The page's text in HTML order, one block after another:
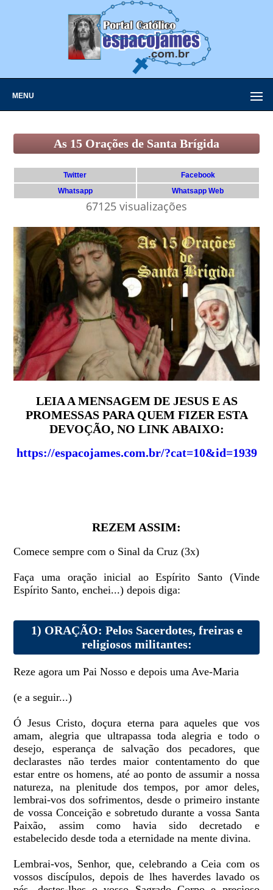
MENU
As 15 Orações de Santa Brígida
Twitter
Facebook
Whatsapp
Whatsapp Web
67125 visualizações
LEIA A MENSAGEM DE JESUS E AS
PROMESSAS PARA QUEM FIZER ESTA
DEVOÇÃO, NO LINK ABAIXO:
https://espacojames.com.br/?cat=10&id=1939
REZEM ASSIM:
Comece sempre com o Sinal da Cruz (3x)
Faça uma oração inicial ao Espírito Santo (Vinde
Espírito Santo, enchei...) depois diga:
1) ORAÇÃO: Pelos Sacerdotes, freiras e
religiosos militantes:
Reze agora um Pai Nosso e depois uma Ave-Maria
(e a seguir...)
Ó Jesus Cristo, doçura eterna para aqueles que vos
amam, alegria que ultrapassa toda alegria e todo o
desejo, esperança de salvação dos pecadores, que
declarastes não terdes maior contentamento do que
estar entre os homens, até ao ponto de assumir a nossa
natureza, na plenitude dos tempos, por amor deles,
lembrai-vos dos sofrimentos, desde o primeiro instante
de vossa Conceição e sobretudo durante a vossa Santa
Paixão, assim como havia sido decretado e
estabelecido desde toda a eternidade na mente divina.
Lembrai-vos, Senhor, que, celebrando a Ceia com os
vossos discípulos, depois de lhes haverdes lavado os